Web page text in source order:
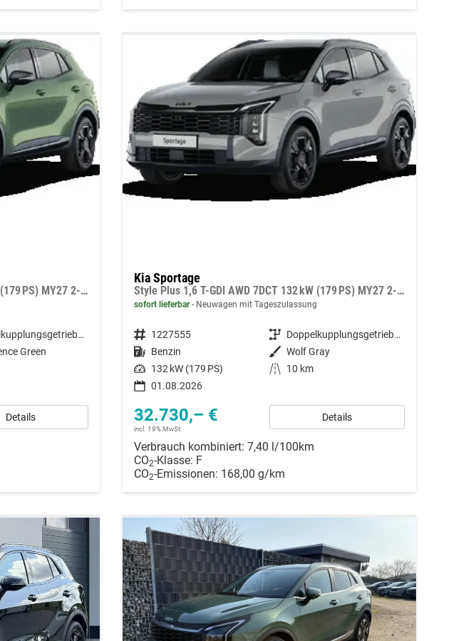
Style Plus 1,6 T-GDI AWD 7DCT 132 kW (179 PS) MY27 2-Zonen Klimaautomatik, Lenkradheizung, Sitzheizung vorne und hinten, Navi, DAB, Apple CarPlay/Android Auto, Rückfahrkamera, Parksensoren vorne/hinten, Full-LED, 18 Zoll LM, uvm.
Doppelkupplungsgetriebe (DSG)
Green
Details
Kia Sportage
Style Plus 1,6 T-GDI AWD 7DCT 132 kW (179 PS) MY27 2-Zonen Klimaautomatik, Lenkradheizung, Sitzheizung vorne und hinten, Navi, DAB, Apple CarPlay/Android Auto, Rückfahrkamera, Parksensoren vorne/hinten, Full-LED, 18 Zoll LM, uvm.
sofort lieferbar Neuwagen mit Tageszulassung
Fahrzeugnummer 1227555 Getriebe
Doppelkupplungsgetriebe (DSG)
Kraftstoff Benzin Außenfarbe Wolf Gray
Leistung 132 kW (179 PS) Kilometerstand
10 km
01.08.2026
32.730,– €
incl. 19% MwSt.
Details
Verbrauch kombiniert: 7,40 l/100km
CO2-Klasse: F
CO2-Emissionen: 168,00 g/km